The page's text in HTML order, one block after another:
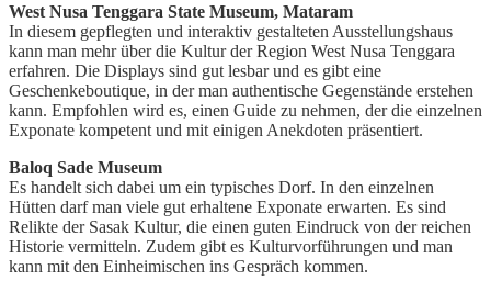
West Nusa Tenggara State Museum, Mataram
In diesem gepflegten und interaktiv gestalteten Ausstellungshaus
kann man mehr über die Kultur der Region West Nusa Tenggara
erfahren. Die Displays sind gut lesbar und es gibt eine
Geschenkeboutique, in der man authentische Gegenstände erstehen
kann. Empfohlen wird es, einen Guide zu nehmen, der die einzelnen
Exponate kompetent und mit einigen Anekdoten präsentiert.
Baloq Sade Museum
Es handelt sich dabei um ein typisches Dorf. In den einzelnen
Hütten darf man viele gut erhaltene Exponate erwarten. Es sind
Relikte der Sasak Kultur, die einen guten Eindruck von der reichen
Historie vermitteln. Zudem gibt es Kulturvorführungen und man
kann mit den Einheimischen ins Gespräch kommen.